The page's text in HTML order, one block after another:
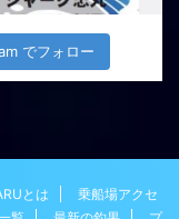
でフォロー
とは
乗船場アクセ